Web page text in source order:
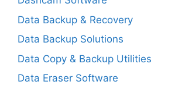
Data Backup & Recovery
Data Backup Solutions
Data Copy & Backup Utilities
Data Eraser Software